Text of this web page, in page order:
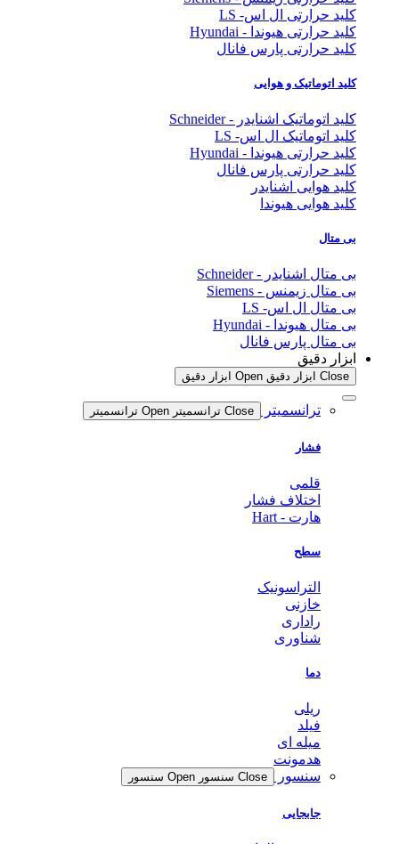
کلید حرارتی ال اس- LS
کلید حرارتی هیوندا - Hyundai
کلید حرارتی پارس فانال
کلید اتوماتیک و هوایی
کلید اتوماتیک اشنایدر - Schneider
کلید اتوماتیک ال اس- LS
کلید حرارتی هیوندا - Hyundai
کلید حرارتی پارس فانال
کلید هوایی اشنایدر
کلید هوایی هیوندا
بی متال
بی متال اشنایدر - Schneider
بی متال زیمنس - Siemens
بی متال ال اس- LS
بی متال هیوندا - Hyundai
بی متال پارس فانال
ابزار دقیق
Close ابزار دقیق Open ابزار دقیق
ترانسمیتر Close ترانسمیتر Open ترانسمیتر
فشار
قلمی
اختلاف فشار
هارت - Hart
سطح
التراسونیک
خازنی
راداری
شناوری
دما
ریلی
فیلد
میله ای
هدمونت
سنسور
Close سنسور Open سنسور
جابجایی